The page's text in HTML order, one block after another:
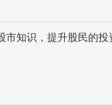
知识，提升股民的